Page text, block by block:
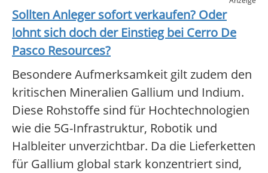
Sollten Anleger sofort verkaufen? Oder
lohnt sich doch der Einstieg bei Cerro De
Pasco Resources?
Besondere Aufmerksamkeit gilt zudem den
kritischen Mineralien Gallium und Indium.
Diese Rohstoffe sind für Hochtechnologien
wie die 5G-Infrastruktur, Robotik und
Halbleiter unverzichtbar. Da die Lieferketten
für Gallium global stark konzentriert sind,